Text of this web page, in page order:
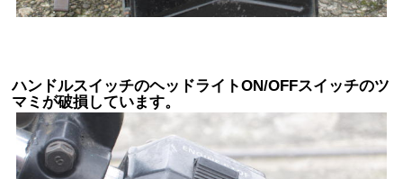
ハンドルスイッチのヘッドライトON/OFFスイッチのツ
マミが破損しています。